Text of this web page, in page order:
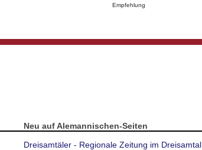
Empfehlung
Neu auf Alemannischen-Seiten
Dreisamtäler - Regionale Zeitung im Dreisamtal